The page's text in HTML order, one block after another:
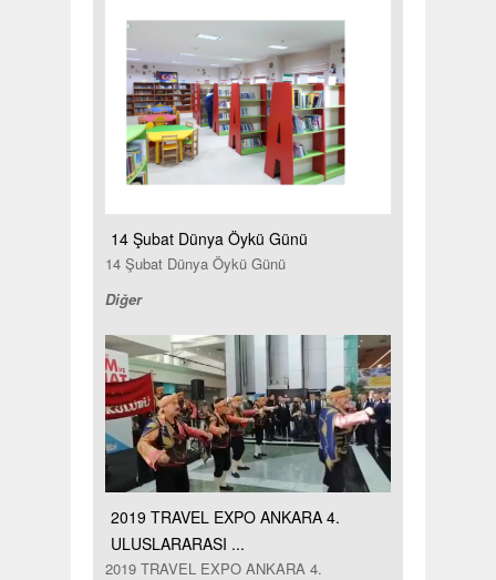
14 Şubat Dünya Öykü Günü
14 Şubat Dünya Öykü Günü
Diğer
2019 TRAVEL EXPO ANKARA 4.
ULUSLARARASI ...
2019 TRAVEL EXPO ANKARA 4.